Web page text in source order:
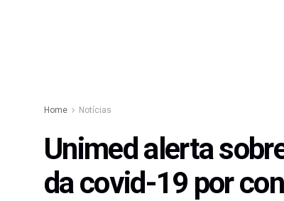
Home Notícias
Unimed alerta
da covid-19 por